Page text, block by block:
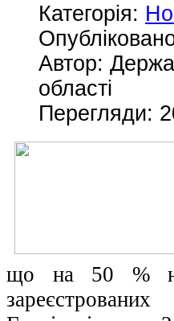
Категорія:
Автор:
області
Перегляди:
що на 50 %